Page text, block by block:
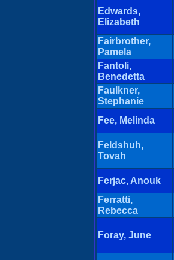
Edwards,
Elizabeth
Fairbrother,
Pamela
Fantoli,
Benedetta
Faulkner,
Stephanie
Fee, Melinda
Feldshuh,
Tovah
Ferjac, Anouk
Ferratti,
Rebecca
Foray, June